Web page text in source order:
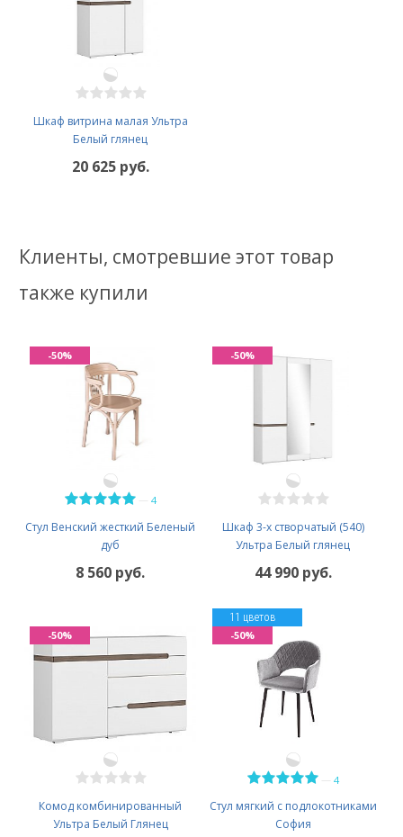
Шкаф витрина малая Ультра
Белый глянец
20 625 руб.
Клиенты, смотревшие этот товар
также купили
4
Стул Венский жесткий Беленый
дуб
8 560 руб.
-50%
Шкаф 3-х створчатый (540)
Ультра Белый глянец
44 990 руб.
-50%
Комод комбинированный
Ультра Белый Глянец
-50%
4
Стул мягкий с подлокотниками
София
11 цветов
-50%